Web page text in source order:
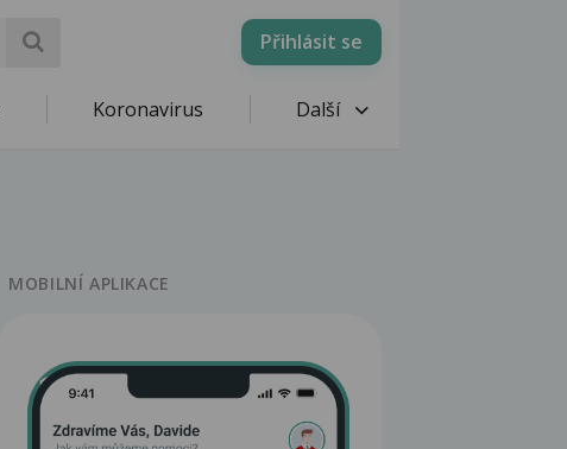
Přihlásit se
Koronavirus Další
MOBILNÍ APLIKACE